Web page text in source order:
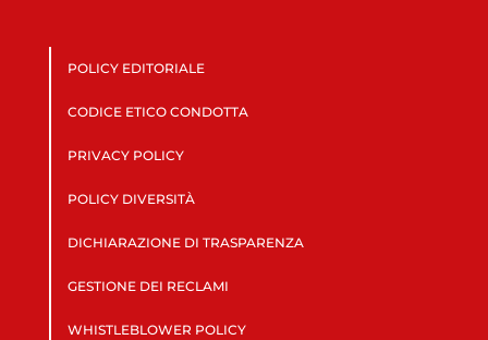
POLICY EDITORIALE
CODICE ETICO CONDOTTA
PRIVACY POLICY
POLICY DIVERSITÀ
DICHIARAZIONE DI TRASPARENZA
GESTIONE DEI RECLAMI
WHISTLEBLOWER POLICY